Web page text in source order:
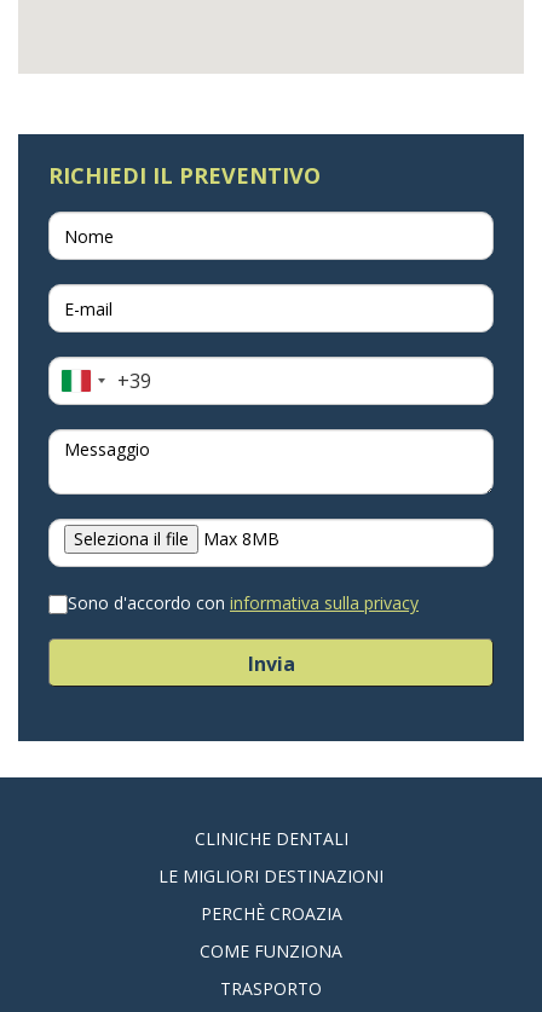
RICHIEDI IL PREVENTIVO
Italia
+39
+39
Seleziona il file Max 8MB
Sono d'accordo con informativa sulla privacy
Invia
CLINICHE DENTALI
LE MIGLIORI DESTINAZIONI
PERCHÈ CROAZIA
COME FUNZIONA
TRASPORTO